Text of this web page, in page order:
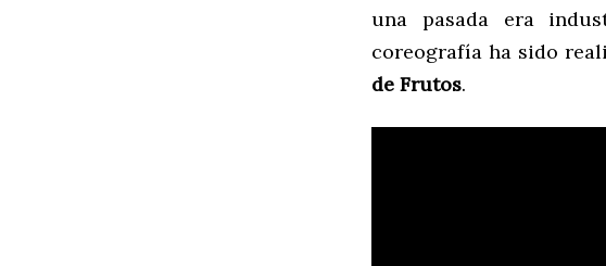
una pasada era
coreografía ha sido
de Frutos.